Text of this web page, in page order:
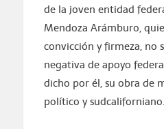
de la joven entidad
Mendoza Arámburo,
convicción y firmeza, no
negativa de apoyo
dicho por él, su obra de
político y sudcaliforniano.